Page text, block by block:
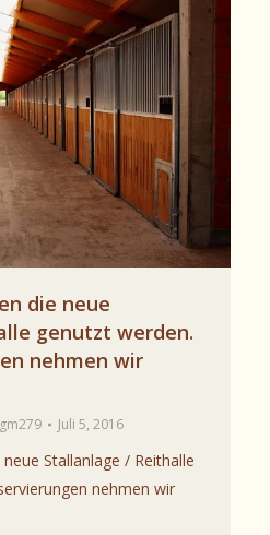
die neue
genutzt werden.
nehmen wir
Juli 5, 2016
Stallanlage / Reithalle
nehmen wir